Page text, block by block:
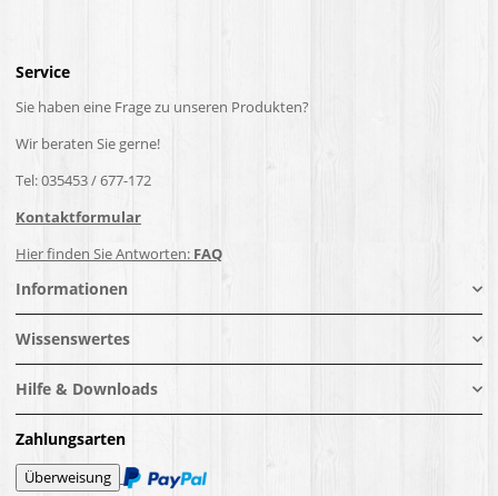
Service
Sie haben eine Frage zu unseren Produkten?
Wir beraten Sie gerne!
Tel: 035453 / 677-172
Kontaktformular
Hier finden Sie Antworten: FAQ
Informationen
Wissenswertes
Hilfe & Downloads
Zahlungsarten